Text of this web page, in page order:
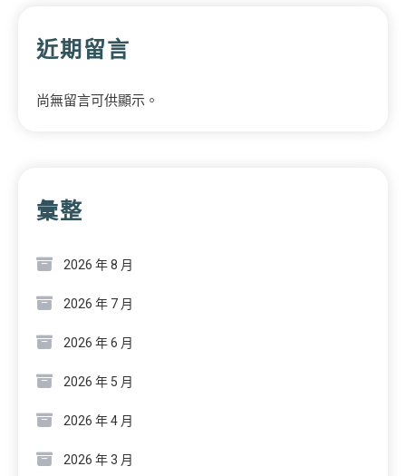
近期留言
尚無留言可供顯示。
彙整
2026 年 8 月
2026 年 7 月
2026 年 6 月
2026 年 5 月
2026 年 4 月
2026 年 3 月